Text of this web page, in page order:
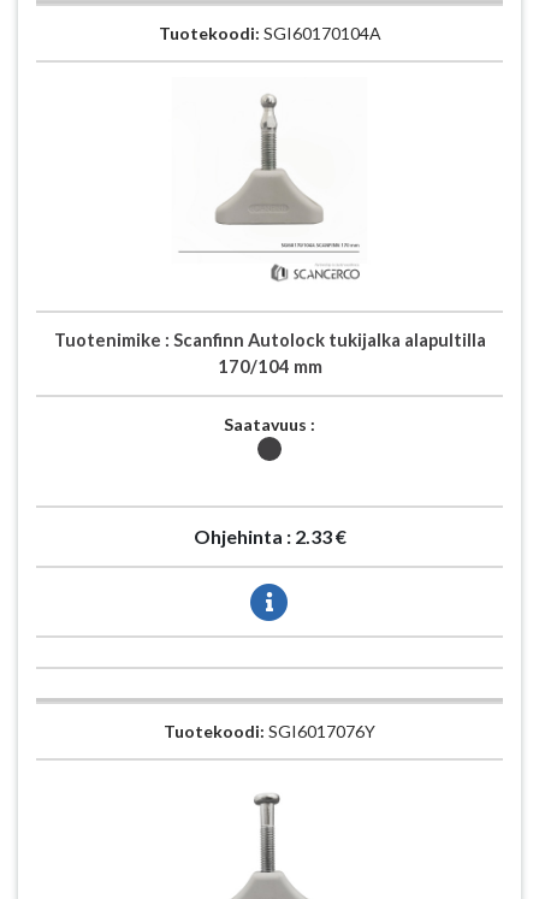
Tuotekoodi: SGI60170104A
Tuotenimike : Scanfinn Autolock tukijalka alapultilla
170/104 mm
Saatavuus :
Ohjehinta : 2.33 €
Tuotekoodi: SGI6017076Y